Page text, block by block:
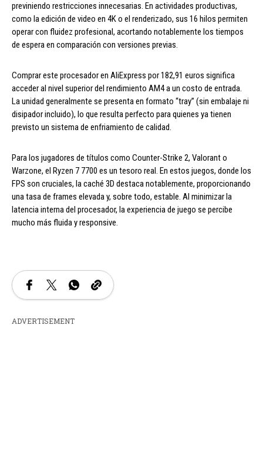
previniendo restricciones innecesarias. En actividades productivas,
como la edición de video en 4K o el renderizado, sus 16 hilos permiten
operar con fluidez profesional, acortando notablemente los tiempos
de espera en comparación con versiones previas.
Comprar este procesador en AliExpress por 182,91 euros significa
acceder al nivel superior del rendimiento AM4 a un costo de entrada.
La unidad generalmente se presenta en formato “tray” (sin embalaje ni
disipador incluido), lo que resulta perfecto para quienes ya tienen
previsto un sistema de enfriamiento de calidad.
Para los jugadores de títulos como Counter-Strike 2, Valorant o
Warzone, el Ryzen 7 7700 es un tesoro real. En estos juegos, donde los
FPS son cruciales, la caché 3D destaca notablemente, proporcionando
una tasa de frames elevada y, sobre todo, estable. Al minimizar la
latencia interna del procesador, la experiencia de juego se percibe
mucho más fluida y responsive.
ADVERTISEMENT